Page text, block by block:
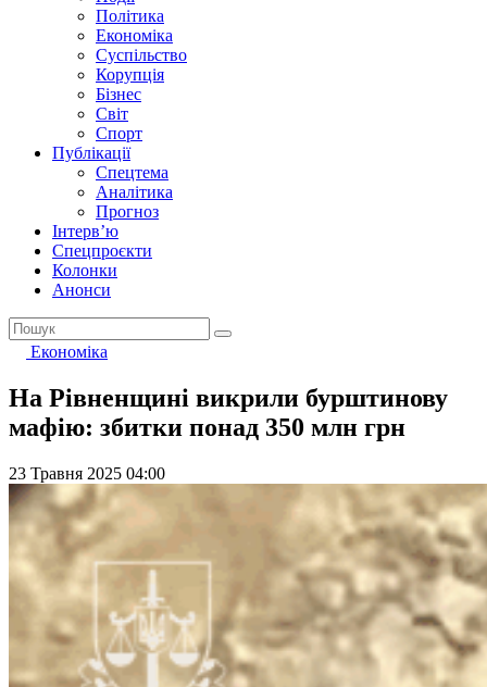
Політика
Економіка
Суспільство
Корупція
Бізнес
Світ
Спорт
Публікації
Спецтема
Аналітика
Прогноз
Інтерв’ю
Спецпроєкти
Колонки
Анонси
Економіка
На Рівненщині викрили бурштинову
мафію: збитки понад 350 млн грн
23 Травня 2025 04:00